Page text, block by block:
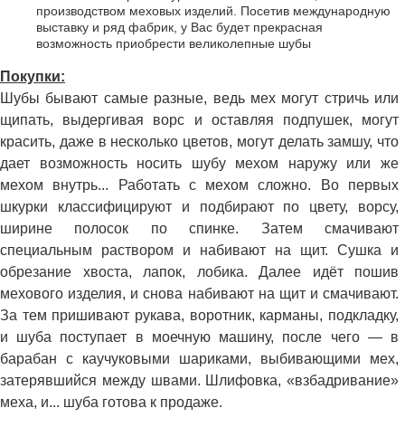
производством меховых изделий. Посетив международную
выставку и ряд фабрик, у Вас будет прекрасная
возможность приобрести великолепные шубы
Покупки:
Шубы бывают самые разные, ведь мех могут стричь или
щипать, выдергивая ворс и оставляя подпушек, могут
красить, даже в несколько цветов, могут делать замшу, что
дает возможность носить шубу мехом наружу или же
мехом внутрь... Работать с мехом сложно. Во первых
шкурки классифицируют и подбирают по цвету, ворсу,
ширине полосок по спинке. Затем смачивают
специальным раствором и набивают на щит. Сушка и
обрезание хвоста, лапок, лобика. Далее идёт пошив
мехового изделия, и снова набивают на щит и смачивают.
За тем пришивают рукава, воротник, карманы, подкладку,
и шуба поступает в моечную машину, после чего — в
барабан с каучуковыми шариками, выбивающими мех,
затерявшийся между швами. Шлифовка, «взбадривание»
меха, и... шуба готова к продаже.